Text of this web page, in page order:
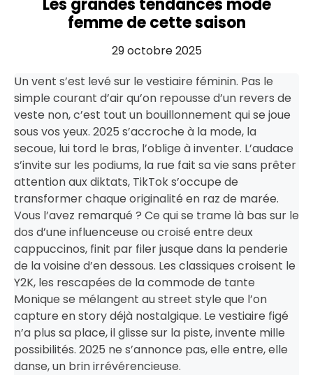
femme de cette saison
29 octobre 2025
Un vent s’est levé sur le vestiaire féminin. Pas le
simple courant d’air qu’on repousse d’un revers de
veste non, c’est tout un bouillonnement qui se joue
sous vos yeux. 2025 s’accroche à la mode, la
secoue, lui tord le bras, l’oblige à inventer. L’audace
s’invite sur les podiums, la rue fait sa vie sans prêter
attention aux diktats, TikTok s’occupe de
transformer chaque originalité en raz de marée.
Vous l’avez remarqué ? Ce qui se trame là bas sur le
dos d’une influenceuse ou croisé entre deux
cappuccinos, finit par filer jusque dans la penderie
de la voisine d’en dessous. Les classiques croisent le
Y2K, les rescapées de la commode de tante
Monique se mélangent au street style que l’on
capture en story déjà nostalgique. Le vestiaire figé
n’a plus sa place, il glisse sur la piste, invente mille
possibilités. 2025 ne s’annonce pas, elle entre, elle
danse, un brin irrévérencieuse.